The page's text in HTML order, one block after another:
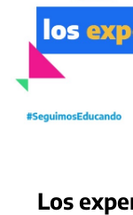
Los